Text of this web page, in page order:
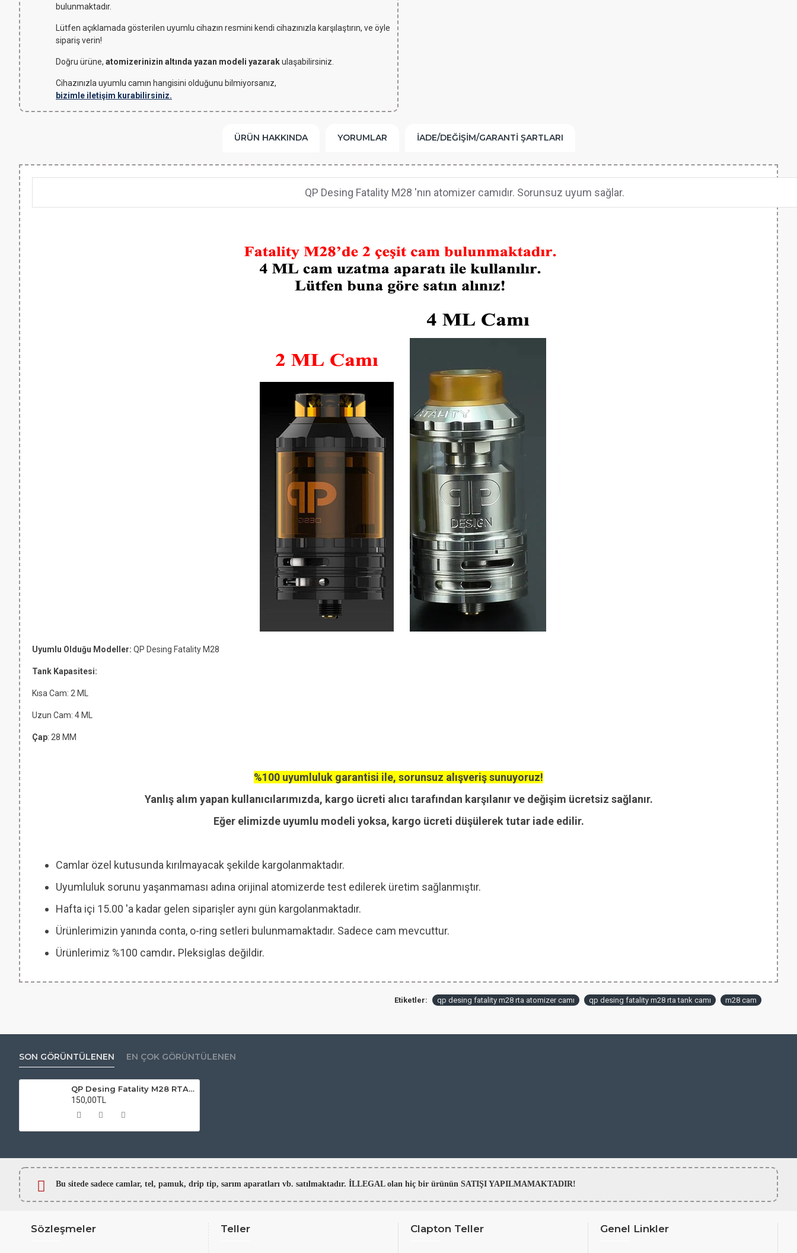
bulunmaktadır.
Lütfen açıklamada gösterilen uyumlu cihazın resmini kendi cihazınızla karşılaştırın, ve öyle
sipariş verin!
Doğru ürüne, atomizerinizin altında yazan modeli yazarakulaşabilirsiniz.
Cihazınızla uyumlu camın hangisini olduğunu bilmiyorsanız,
bizimle iletişim kurabilirsiniz.
ÜRÜN HAKKINDA YORUMLAR İADE/DEĞIŞIM/GARANTI ŞARTLARI
QP Desing Fatality M28 'nın atomizer camıdır. Sorunsuz uyum sağlar.
Uyumlu Olduğu Modeller: QP Desing Fatality M28
Tank Kapasitesi:
Kısa Cam: 2 ML
Uzun Cam: 4 ML
Çap: 28 MM
%100 uyumluluk garantisi ile, sorunsuz alışveriş sunuyoruz!
Yanlış alım yapan kullanıcılarımızda, kargo ücreti alıcı tarafından karşılanır ve değişim ücretsiz sağlanır.
Eğer elimizde uyumlu modeli yoksa, kargo ücreti düşülerek tutar iade edilir.
Camlar özel kutusunda kırılmayacak şekilde kargolanmaktadır.
Uyumluluk sorunu yaşanmaması adına orijinal atomizerde test edilerek üretim sağlanmıştır.
Hafta içi 15.00 'a kadar gelen siparişler aynı gün kargolanmaktadır.
Ürünlerimizin yanında conta, o-ring setleri bulunmamaktadır. Sadece cam mevcuttur.
Ürünlerimiz %100 camdır. Pleksiglas değildir.
Etiketler: qp desing fatality m28 rta atomizer camı qp desing fatality m28 rta tank camı m28 cam
SON GÖRÜNTÜLENEN EN ÇOK GÖRÜNTÜLENEN
QP Desing Fatality M28 RTA Atomizer Camı
150,00TL
Bu sitede sadece camlar, tel, pamuk, drip tip, sarım aparatları vb. satılmaktadır. İLLEGAL olan hiç bir ürünün SATIŞI YAPILMAMAKTADIR!
Sözleşmeler Teller Clapton Teller Genel Linkler